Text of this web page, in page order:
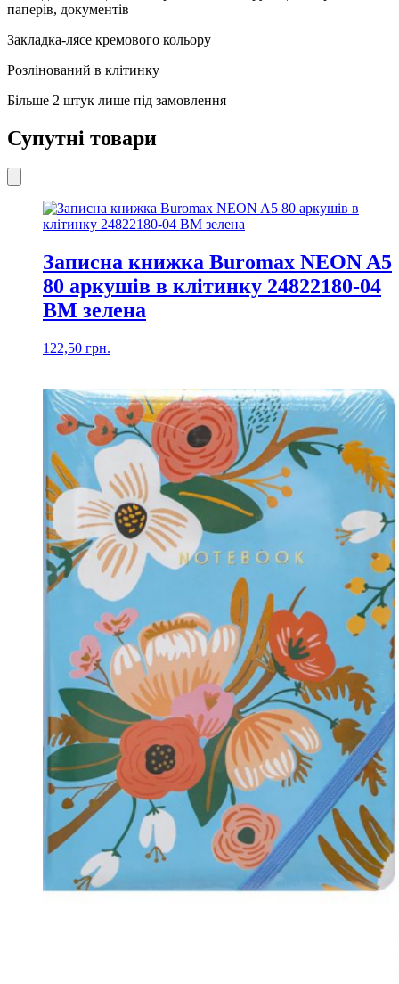
паперів, документів
Закладка-лясе кремового кольору
Розлінований в клітинку
Більше 2 штук лише під замовлення
Супутні товари
Записна книжка Buromax NEON A5
80 аркушів в клітинку 24822180-04
BM зелена
122,50 грн.